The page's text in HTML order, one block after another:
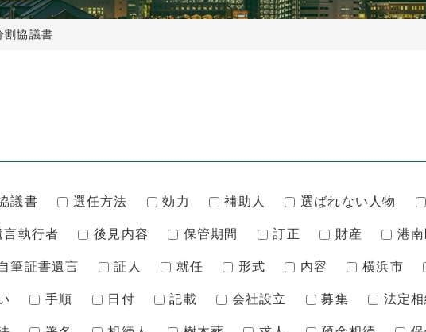
割協議書
議書 選任方法 効力 補助人 選ばれない人物
言執行者 後見内容 保管期間 訂正 財産 港南
筆証書遺言 証人 就任 形式 内容 横浜市
手順 日付 記載 会社設立 募集 法定相